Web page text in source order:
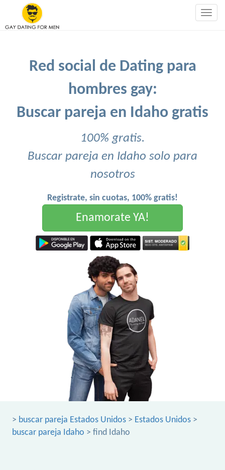
Red social de Dating para
hombres gay:
Buscar pareja en Idaho gratis
100% gratis.
Buscar pareja en Idaho solo para
nosotros
Registrate, sin cuotas, 100% gratis!
Enamorate YA!
> buscar pareja Estados Unidos > Estados Unidos >
buscar pareja Idaho > find Idaho